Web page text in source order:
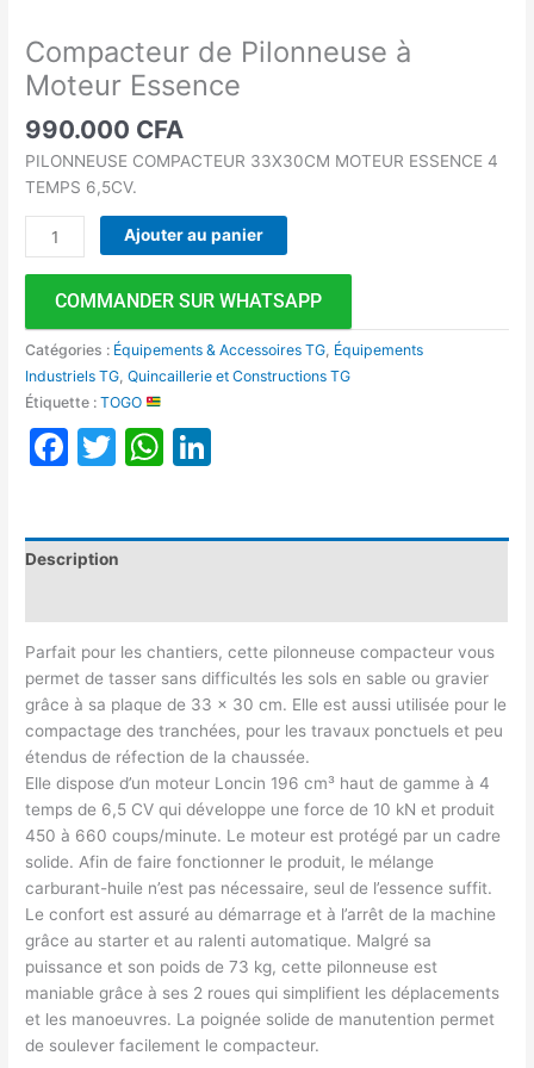
Compacteur de Pilonneuse à
Moteur Essence
990.000 CFA
PILONNEUSE COMPACTEUR 33X30CM MOTEUR ESSENCE 4
TEMPS 6,5CV.
Ajouter au panier
COMMANDER SUR WHATSAPP
Catégories : Équipements & Accessoires TG, Équipements
Industriels TG,Quincaillerie et Constructions TG
Étiquette :TOGO
Facebook
TwitterWhatsApp
Description
Parfait pour les chantiers, cette pilonneuse compacteur vous
permet de tasser sans difficultés les sols en sable ou gravier
grâce à sa plaque de 33 x 30 cm. Elle est aussi utilisée pour le
compactage des tranchées, pour les travaux ponctuels et peu
étendus de réfection de la chaussée.
Elle dispose d’un moteur Loncin 196 cm³ haut de gamme à 4
temps de 6,5 CV qui développe une force de 10 kN et produit
450 à 660 coups/minute. Le moteur est protégé par un cadre
solide. Afin de faire fonctionner le produit, le mélange
carburant-huile n’est pas nécessaire, seul de l’essence suffit.
Le confort est assuré au démarrage et à l’arrêt de la machine
grâce au starter et au ralenti automatique. Malgré sa
puissance et son poids de 73 kg, cette pilonneuse est
maniable grâce à ses 2 roues qui simplifient les déplacements
et les manoeuvres. La poignée solide de manutention permet
de soulever facilement le compacteur.